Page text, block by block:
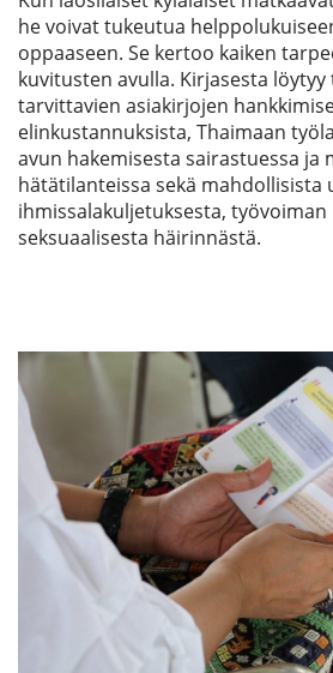
he voivat tukeutua
oppaaseen. Se kertoo kaiken
kuvitusten avulla. Kirjasesta
tarvittavien asiakirjojen
elinkustannuksista, Thaimaan
avun hakemisesta sairastuessa ja
hätätilanteissa sekä mahdollisista
ihmissalakuljetuksesta, työvoiman
seksuaalisesta häirinnästä.